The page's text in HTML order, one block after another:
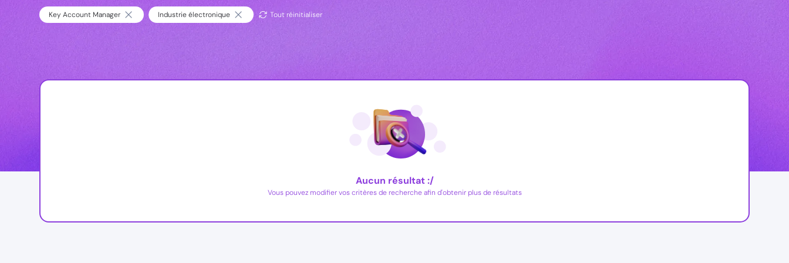
Key Account Manager Industrie électronique Tout réinitialiser
Aucun résultat :/
Vous pouvez modifier vos critères de recherche afin d'obtenir plus de résultats